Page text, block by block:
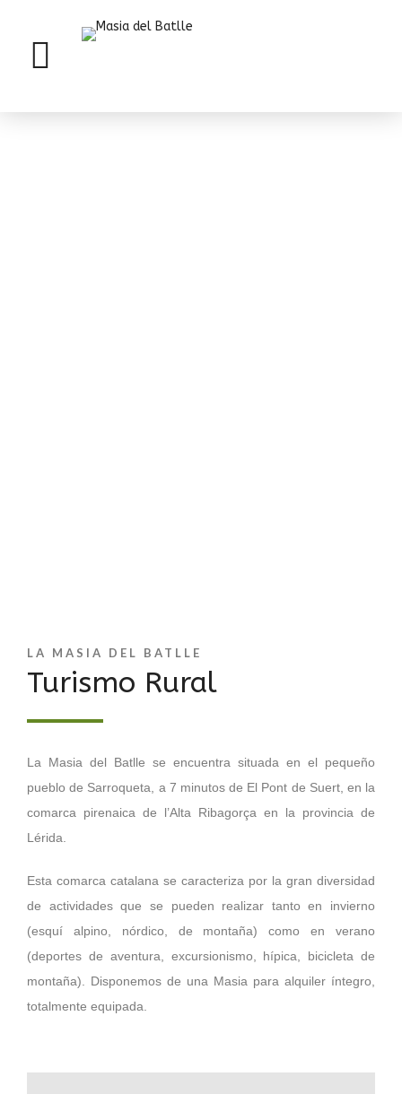
LA MASIA DEL BATLLE
Turismo Rural
La Masia del Batlle se encuentra situada en el pequeño
pueblo de Sarroqueta, a 7 minutos de El Pont de Suert, en la
comarca pirenaica de l’Alta Ribagorça en la provincia de
Lérida.
Esta comarca catalana se caracteriza por la gran diversidad
de actividades que se pueden realizar tanto en invierno
(esquí alpino, nórdico, de montaña) como en verano
(deportes de aventura, excursionismo, hípica, bicicleta de
montaña). Disponemos de una Masia para alquiler íntegro,
totalmente equipada.